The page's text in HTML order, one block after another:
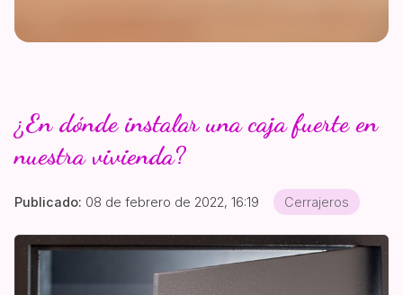
¿En dónde instalar una caja fuerte en
nuestra vivienda?
Publicado: 08 de febrero de 2022, 16:19 Cerrajeros